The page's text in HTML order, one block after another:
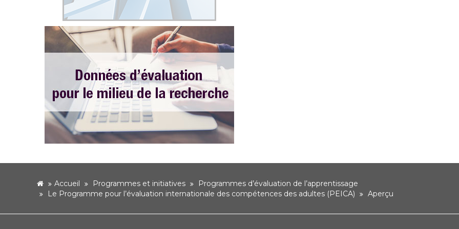
accueilAccueil Programmes et initiatives
Programmes d’évaluation de l’apprentissage
Le Programme pour l’évaluation internationale des compétences des adultes (PEICA)
Aperçu